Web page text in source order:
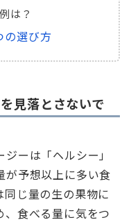
は？
の選び方
見落とさないで
ーは「ヘルシー」
が予想以上に多い食
じ量の生の果物に
食べる量に気をつ